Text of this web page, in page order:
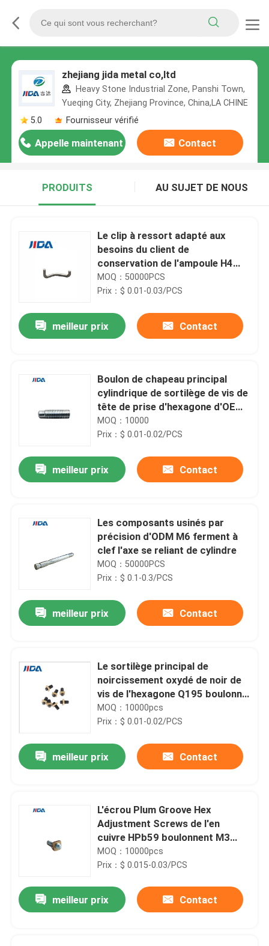
zhejiang jida metal co,ltd
Heavy Stone Industrial Zone, Panshi Town,
Yueqing City, Zhejiang Province, China,LA CHINE
5.0
Fournisseur vérifié
Appelle maintenant Contact
PRODUITS AU SUJET DE NOUS
Le clip à ressort adapté aux
besoins du client de
conservation de l'ampoule H4
d'acier inoxydable IATF 16949 a
délivré un certificat
MOQ：50000PCS
Prix：$ 0.01-0.03/PCS
meilleur prix Contact
Boulon de chapeau principal
cylindrique de sortilège de vis de
tête de prise d'hexagone d'OEM
Q195 M2.5x6.2mm
MOQ：10000
Prix：$ 0.01-0.02/PCS
meilleur prix Contact
Les composants usinés par
précision d'ODM M6 ferment à
clef l'axe se reliant de cylindre
MOQ：50000PCS
Prix：$ 0.1-0.3/PCS
meilleur prix Contact
Le sortilège principal de
noircissement oxydé de noir de
vis de l'hexagone Q195 boulonne
M3 7.7mm
MOQ：10000pcs
Prix：$ 0.01-0.02/PCS
meilleur prix Contact
L'écrou Plum Groove Hex
Adjustment Screws de l'en
cuivre HPb59 boulonnent M3
10mm
MOQ：10000pcs
Prix：$ 0.015-0.03/PCS
meilleur prix Contact